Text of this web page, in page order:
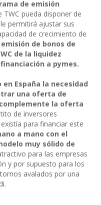
de emisión
TWC pueda disponer de
permitirá ajustar sus
de crecimiento de
de bonos de
de la liquidez
a pymes.
España la necesidad
una oferta de
la oferta
de inversores
para financiar este
a mano con el
muy sólido de
para las empresas
y por supuesto para los
avalados por una